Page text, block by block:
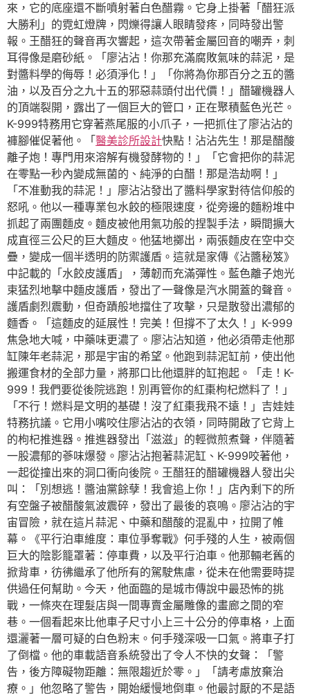
來，它的底座還不斷噴射著白色醋霧。它身上掛著「醋狂派
大勝利」的霓虹燈牌，閃爍得讓人眼睛發疼，同時發出警
報。王醋狂的聲音再次響起，這次帶著金屬回音的嘲弄，刺
耳得像是磨砂紙。「廖沾沾！你那充滿腐敗氣味的蒜泥，是
對醬料學的侮辱！必須淨化！」「你將為你那百分之五的醬
油，以及百分之九十五的邪惡蒜頭付出代價！」醋罐機器人
的頂端裂開，露出了一個巨大的管口，正在聚積藍色光芒。
K-999特務用它穿著燕尾服的小爪子，一把抓住了廖沾沾的
褲腳催促著他。「 醫美診所設計快點！沾沾先生！那是醋酸
離子炮！專門用來溶解有機發酵物的！」「它會把你的蒜泥
在零點一秒內變成無菌的、純淨的白醋！那是浩劫啊！」
「不准動我的蒜泥！」廖沾沾發出了醬料學家對待信仰般的
怒吼。他以一種專業包水餃的極限速度，從旁邊的麵粉堆中
抓起了兩團麵皮。麵皮被他用氣功般的捏製手法，瞬間擴大
成直徑三公尺的巨大麵皮。他猛地擲出，兩張麵皮在空中交
疊，變成一個半透明的防禦護盾。這就是家傳《沾醬秘笈》
中記載的「水餃皮護盾」，薄韌而充滿彈性。藍色離子炮光
束猛烈地擊中麵皮護盾，發出了一聲像是汽水開蓋的聲音。
護盾劇烈震動，但奇蹟般地擋住了攻擊，只是散發出濃郁的
麵香。「這麵皮的延展性！完美！但撐不了太久！」K-999
焦急地大喊，中藥味更濃了。廖沾沾知道，他必須帶走他那
缸陳年老蒜泥，那是宇宙的希望。他跑到蒜泥缸前，使出他
搬運食材的全部力量，將那口比他還胖的缸抱起。「走！K-
999！我們要從後院逃跑！別再管你的紅棗枸杞燃料了！」
「不行！燃料是文明的基礎！沒了紅棗我飛不遠！」吉娃娃
特務抗議。它用小嘴咬住廖沾沾的衣領，同時開啟了它背上
的枸杞推進器。推進器發出「滋滋」的輕微煎煮聲，伴隨著
一股濃郁的蔘味爆發。廖沾沾抱著蒜泥缸、K-999咬著他，
一起從撞出來的洞口衝向後院。王醋狂的醋罐機器人發出尖
叫：「別想逃！醬油黨餘孽！我會追上你！」店內剩下的所
有空盤子被醋酸氣波震碎，發出了最後的哀鳴。廖沾沾的宇
宙冒險，就在這片蒜泥、中藥和醋酸的混亂中，拉開了帷
幕。《平行泊車維度：車位爭奪戰》何手殘的人生，被兩個
巨大的陰影籠罩著：停車費，以及平行泊車。他那輛老舊的
掀背車，彷彿繼承了他所有的駕駛焦慮，從未在他需要時提
供過任何幫助。今天，他面臨的是城市傳說中最恐怖的挑
戰，一條夾在理髮店與一間專賣金屬雕像的畫廊之間的窄
巷。一個看起來比他車子尺寸小上三十公分的停車格，上面
還灑著一層可疑的白色粉末。何手殘深吸一口氣。將車子打
了倒檔。他的車載語音系統發出了令人不快的女聲：「警
告，後方障礙物距離：無限趨近於零。」「請考慮放棄治
療。」他忽略了警告，開始緩慢地倒車。他最討厭的不是語